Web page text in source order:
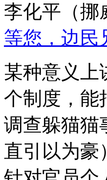
李化平（挪
等您，边民
某种意义上
个制度，能
调查躲猫猫
直引以为豪